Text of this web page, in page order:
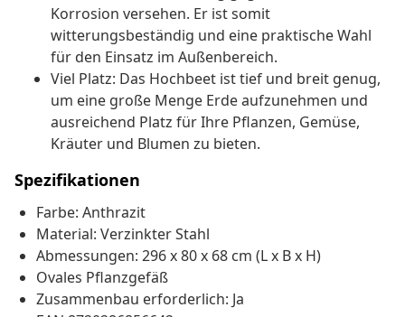
Korrosion versehen. Er ist somit
witterungsbeständig und eine praktische Wahl
für den Einsatz im Außenbereich.
Viel Platz: Das Hochbeet ist tief und breit genug,
um eine große Menge Erde aufzunehmen und
ausreichend Platz für Ihre Pflanzen, Gemüse,
Kräuter und Blumen zu bieten.
Spezifikationen
Farbe: Anthrazit
Material: Verzinkter Stahl
Abmessungen: 296 x 80 x 68 cm (L x B x H)
Ovales Pflanzgefäß
Zusammenbau erforderlich: Ja